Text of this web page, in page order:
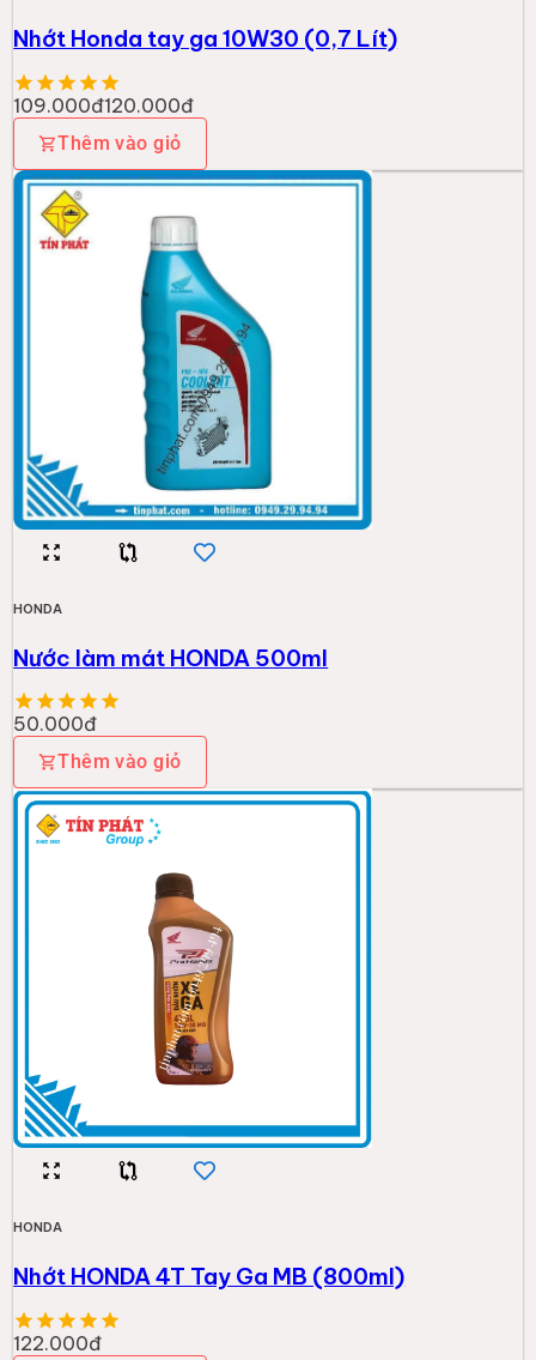
Nhớt Honda tay ga 10W30 (0,7 Lít)
109.000đ120.000đ
Thêm vào giỏ
HONDA
Nước làm mát HONDA 500ml
50.000đ
Thêm vào giỏ
HONDA
Nhớt HONDA 4T Tay Ga MB (800ml)
122.000đ